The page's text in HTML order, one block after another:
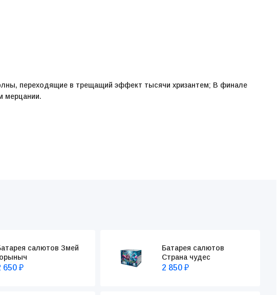
переходящие в трещащий эффект тысячи хризантем; В финале
мерцании.
салютов Змей
650 ₽
Батарея салютов
Страна чудес
2 850 ₽